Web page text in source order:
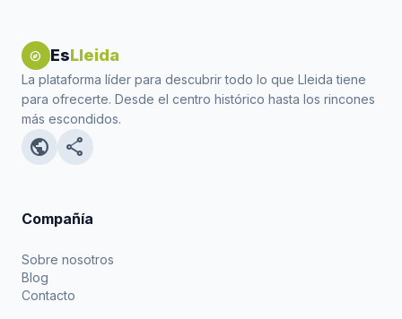
explore EsLleida
La plataforma líder para descubrir todo lo que Lleida tiene
para ofrecerte. Desde el centro histórico hasta los rincones
más escondidos.
public share
Compañía
Sobre nosotros
Blog
Contacto